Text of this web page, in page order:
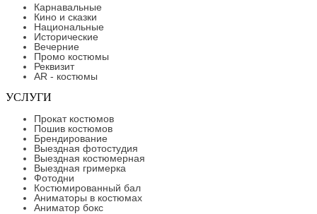
Карнавальные
Кино и сказки
Национальные
Исторические
Вечерние
Промо костюмы
Реквизит
AR - костюмы
УСЛУГИ
Прокат костюмов
Пошив костюмов
Брендирование
Выездная фотостудия
Выездная костюмерная
Выездная гримерка
Фотодни
Костюмированный бал
Аниматоры в костюмах
Аниматор бокс